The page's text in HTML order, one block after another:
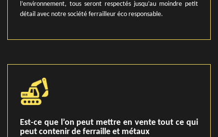
l’environnement, tous seront respectés jusqu’au moindre petit
détail avec notre société ferrailleur éco responsable.
Est-ce que l’on peut mettre en vente tout ce qui
peut contenir de ferraille et métaux